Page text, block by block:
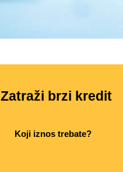
Zatraži brzi kredit
Koji iznos trebate?